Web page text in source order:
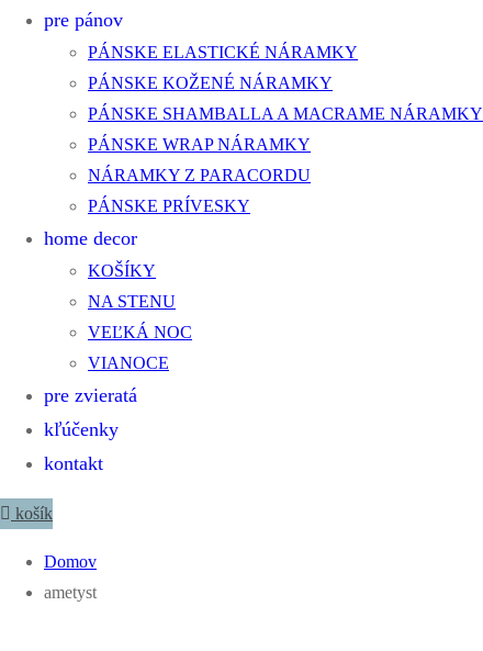
pre pánov
PÁNSKE ELASTICKÉ NÁRAMKY
PÁNSKE KOŽENÉ NÁRAMKY
PÁNSKE SHAMBALLA A MACRAME NÁRAMKY
PÁNSKE WRAP NÁRAMKY
NÁRAMKY Z PARACORDU
PÁNSKE PRÍVESKY
home decor
KOŠÍKY
NA STENU
VEĽKÁ NOC
VIANOCE
pre zvieratá
kľúčenky
kontakt
košík
Domov
ametyst